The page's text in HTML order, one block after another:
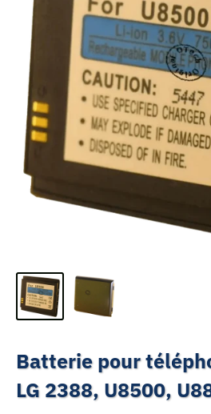
Batterie pour
LG 2388, U8500,